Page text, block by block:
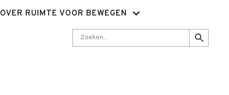
Zoeken
search
OVER RUIMTE VOOR BEWEGEN